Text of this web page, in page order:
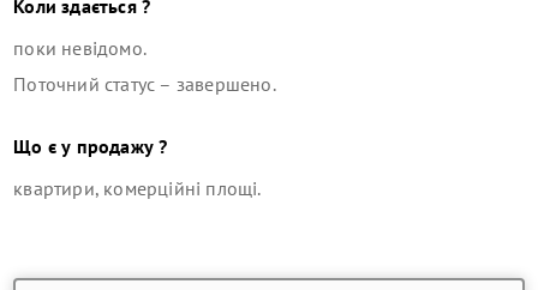
Коли здається ?
поки невідомо.
Поточний статус – завершено.
Що є у продажу ?
квартири, комерційні площі.